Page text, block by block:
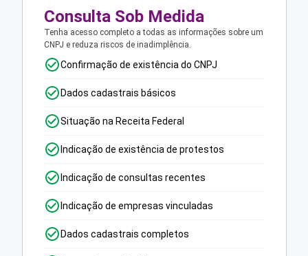
Consulta Sob Medida
Tenha acesso completo a todas as informações sobre um
CNPJ e reduza riscos de inadimplência.
Confirmação de existência do CNPJ
Dados cadastrais básicos
Situação na Receita Federal
Indicação de existência de protestos
Indicação de consultas recentes
Indicação de empresas vinculadas
Dados cadastrais completos